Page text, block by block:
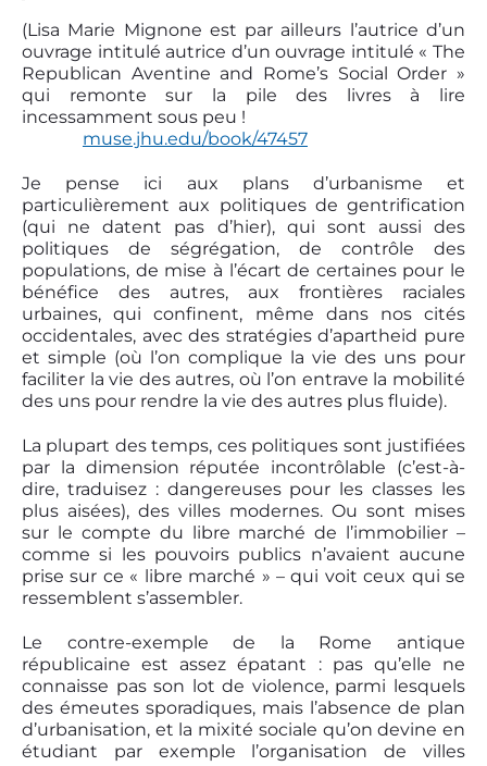
(Lisa Marie Mignone est par ailleurs l’autrice d’un
ouvrage intitulé autrice d’un ouvrage intitulé « The
Republican Aventine and Rome’s Social Order »
qui remonte sur la pile des livres à lire
incessamment sous peu !
muse.jhu.edu/book/47457
Je pense ici aux plans d’urbanisme et
particulièrement aux politiques de gentrification
(qui ne datent pas d’hier), qui sont aussi des
politiques de ségrégation, de contrôle des
populations, de mise à l’écart de certaines pour le
bénéfice des autres, aux frontières raciales
urbaines, qui confinent, même dans nos cités
occidentales, avec des stratégies d’apartheid pure
et simple (où l’on complique la vie des uns pour
faciliter la vie des autres, où l’on entrave la mobilité
des uns pour rendre la vie des autres plus fluide).
La plupart des temps, ces politiques sont justifiées
par la dimension réputée incontrôlable (c’est-à-
dire, traduisez : dangereuses pour les classes les
plus aisées), des villes modernes. Ou sont mises
sur le compte du libre marché de l’immobilier –
comme si les pouvoirs publics n’avaient aucune
prise sur ce « libre marché » – qui voit ceux qui se
ressemblent s’assembler.
Le contre-exemple de la Rome antique
républicaine est assez épatant : pas qu’elle ne
connaisse pas son lot de violence, parmi lesquels
des émeutes sporadiques, mais l’absence de plan
d’urbanisation, et la mixité sociale qu’on devine en
étudiant par exemple l’organisation de villes